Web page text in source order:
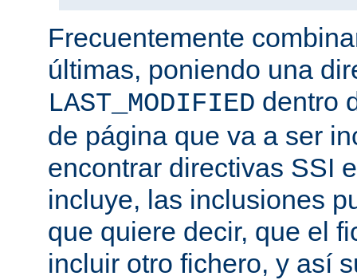
Frecuentemente
últimas, poniendo una
LAST_MODIFIED dentro
de página que va a ser
encontrar directivas SSI
incluye, las inclusiones
que quiere decir, que el
incluir otro fichero, y así